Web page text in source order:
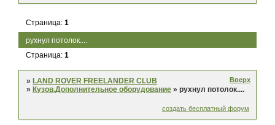
рухнул потолок....
Страница:1
Страница:1
»LAND ROVER FREELANDER CLUB
»Кузов.Дополнительное оборудование »рухнул потолок....
Вверх
создать бесплатный форум